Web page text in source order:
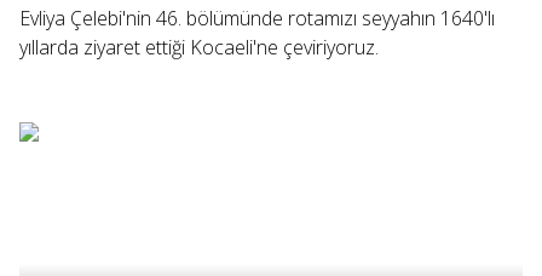
Evliya Çelebi'nin 46. bölümünde rotamızı seyyahın 1640'lı
yıllarda ziyaret ettiği Kocaeli'ne çeviriyoruz.